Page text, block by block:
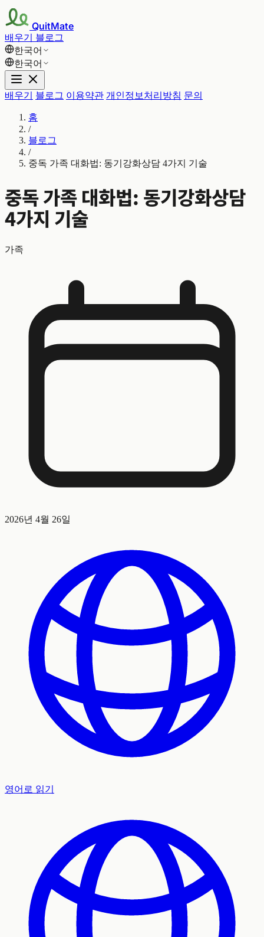
QuitMate
배우기 블로그
한국어
한국어
배우기 블로그 이용약관 개인정보처리방침 문의
홈
/
블로그
/
중독 가족 대화법: 동기강화상담 4가지 기술
중독 가족 대화법: 동기강화상담
4가지 기술
가족
2026년 4월 26일
영어로 읽기